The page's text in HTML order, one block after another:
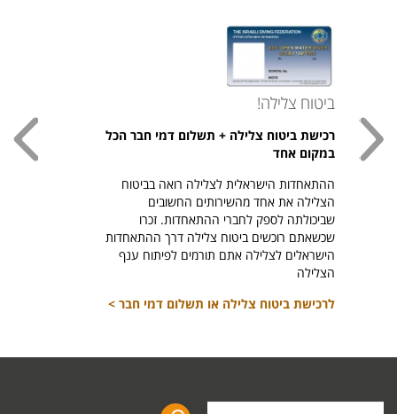
ביטוח צלילה!
רכישת ביטוח צלילה + תשלום דמי חבר הכל
במקום אחד
ההתאחדות הישראלית לצלילה רואה בביטוח
הצלילה את אחד מהשירותים החשובים
שביכולתה לספק לחברי ההתאחדות. זכרו
שכשאתם רוכשים ביטוח צלילה דרך ההתאחדות
הישראלים לצלילה אתם תורמים לפיתוח ענף
הצלילה
לרכישת ביטוח צלילה או תשלום דמי חבר >